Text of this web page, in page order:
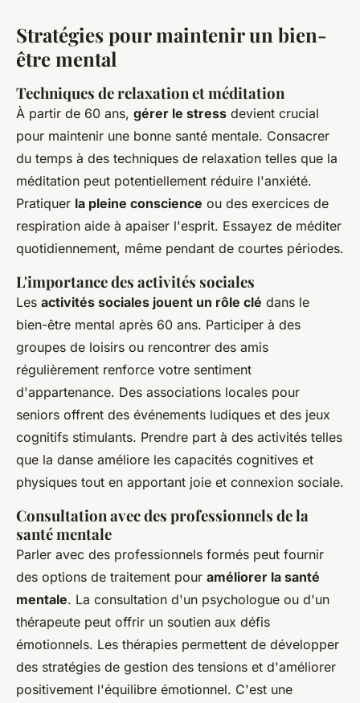
Stratégies pour maintenir un bien-
être mental
Techniques de relaxation et méditation
À partir de 60 ans, gérer le stress devient crucial
pour maintenir une bonne santé mentale. Consacrer
du temps à des techniques de relaxation telles que la
méditation peut potentiellement réduire l'anxiété.
Pratiquer la pleine conscience ou des exercices de
respiration aide à apaiser l'esprit. Essayez de méditer
quotidiennement, même pendant de courtes périodes.
L'importance des activités sociales
Les activités sociales jouent un rôle clé dans le
bien-être mental après 60 ans. Participer à des
groupes de loisirs ou rencontrer des amis
régulièrement renforce votre sentiment
d'appartenance. Des associations locales pour
seniors offrent des événements ludiques et des jeux
cognitifs stimulants. Prendre part à des activités telles
que la danse améliore les capacités cognitives et
physiques tout en apportant joie et connexion sociale.
Consultation avec des professionnels de la
santé mentale
Parler avec des professionnels formés peut fournir
des options de traitement pour améliorer la santé
mentale. La consultation d'un psychologue ou d'un
thérapeute peut offrir un soutien aux défis
émotionnels. Les thérapies permettent de développer
des stratégies de gestion des tensions et d'améliorer
positivement l'équilibre émotionnel. C'est une